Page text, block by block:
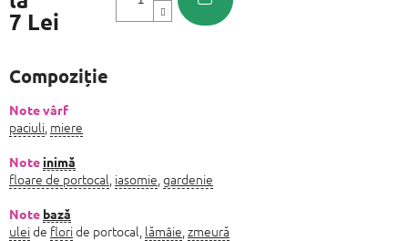
7 Lei
Compoziție
Note vârf
paciuli miere
Note inimă
floare de portocal iasomie gardenie
Note bază
uleide floride portocal, lămâie zmeură